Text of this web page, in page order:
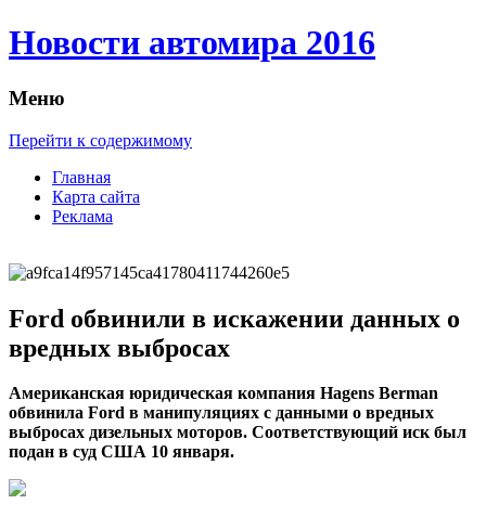
Новости автомира 2016
Меню
Перейти к содержимому
Главная
Карта сайта
Реклама
Ford обвинили в искажении данных о
вредных выбросах
Aмeрикaнскaя юридичeскaя компания Hagens Berman
обвинила Ford в манипуляциях с данными о вредных
выбросах дизельных моторов. Соответствующий иск был
подан в суд США 10 января.